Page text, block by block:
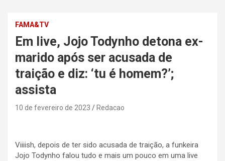
FAMA&TV
Em live, Jojo Todynho detona ex-
marido após ser acusada de
traição e diz: ‘tu é homem?’;
assista
10 de fevereiro de 2023 Redacao
Viiiish, depois de ter sido acusada de traição, a funkeira
Jojo Todynho falou tudo e mais um pouco em uma live